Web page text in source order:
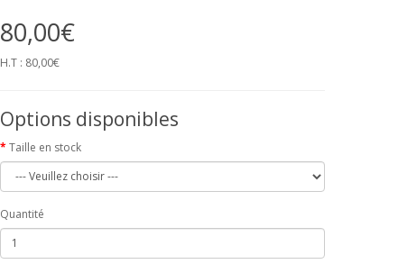
80,00€
H.T : 80,00€
Options disponibles
Taille en stock
Quantité